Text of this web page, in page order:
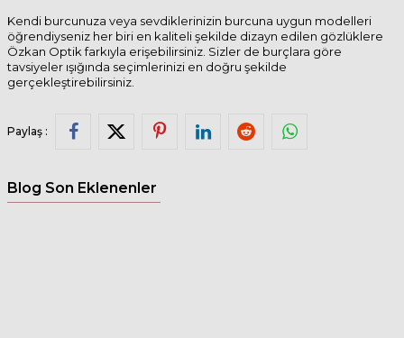
Kendi burcunuza veya sevdiklerinizin burcuna uygun modelleri
öğrendiyseniz her biri en kaliteli şekilde dizayn edilen gözlüklere
Özkan Optik farkıyla erişebilirsiniz. Sizler de burçlara göre
tavsiyeler ışığında seçimlerinizi en doğru şekilde
gerçekleştirebilirsiniz.
Paylaş :
Blog Son Eklenenler